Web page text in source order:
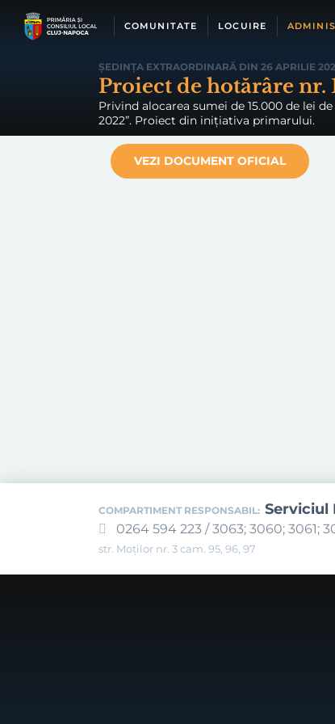
COMUNITATE LOCUIRE
ȘEDINȚA EXTRAORDINARĂ DIN 26 APRILIE
Proiect de hotărâre nr.
Privind alocarea sumei de 15.000 de lei
2022”. Proiect din inițiativa primarului.
VEZI DOCUMENT OFICIAL
COMPARTIMENT RESPONSABIL: Serviciul
0264 594 223 / 3063; 3060; 3061;
str. Moților nr. 3 cam. 95, 96, 97